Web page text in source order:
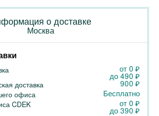
о доставке
Москва
от 0 ₽
до 490 ₽
доставка 900 ₽
офиса Бесплатно
CDEK от 0 ₽
до 390 ₽